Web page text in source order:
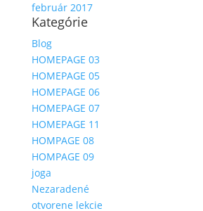
február 2017
Kategórie
Blog
HOMEPAGE 03
HOMEPAGE 05
HOMEPAGE 06
HOMEPAGE 07
HOMEPAGE 11
HOMPAGE 08
HOMPAGE 09
joga
Nezaradené
otvorene lekcie